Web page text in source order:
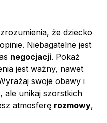
że dziecko
Niebagatelne jest
negocjacji. Pokaż
jest ważny, nawet
swoje obawy i
ale unikaj szorstkich
atmosferę rozmowy,